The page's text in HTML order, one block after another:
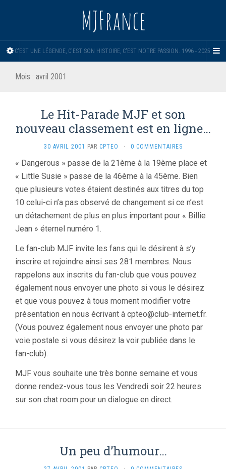
MJFrance
C'EST UNE LÉGENDE, C'EST SON HISTOIRE, C'EST NOTRE PASSION. 1996 - 2025.
Mois : avril 2001
Le Hit-Parade MJF et son
nouveau classement est en ligne…
30 AVRIL 2001 PAR CPTEO · 0 COMMENTAIRES
« Dangerous » passe de la 21ème à la 19ème place et
« Little Susie » passe de la 46ème à la 45ème. Bien
que plusieurs votes étaient destinés aux titres du top
10 celui-ci n’a pas observé de changement si ce n’est
un détachement de plus en plus important pour « Billie
Jean » éternel numéro 1.
Le fan-club MJF invite les fans qui le désirent à s’y
inscrire et rejoindre ainsi ses 281 membres. Nous
rappelons aux inscrits du fan-club que vous pouvez
également nous envoyer une photo si vous le désirez
et que vous pouvez à tous moment modifier votre
présentation en nous écrivant à cpteo@club-internet.fr.
(Vous pouvez également nous envoyer une photo par
voie postale si vous désirez la voir publiée dans le
fan-club).
MJF vous souhaite une très bonne semaine et vous
donne rendez-vous tous les Vendredi soir 22 heures
sur son chat room pour un dialogue en direct.
Un peu d’humour…